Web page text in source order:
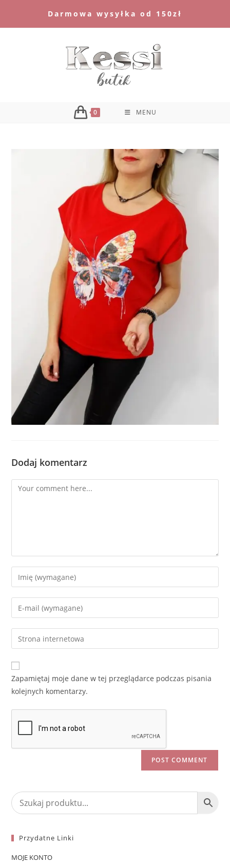
Darmowa wysyłka od 150zł
0 MENU
Dodaj komentarz
Comment
Enter
your
name
comment
Enter
your
email
address
comment
Enter
your
website
URL
(optional)
Zapamiętaj moje dane w tej przeglądarce podczas pisania
kolejnych komentarzy.
Przydatne Linki
MOJE KONTO